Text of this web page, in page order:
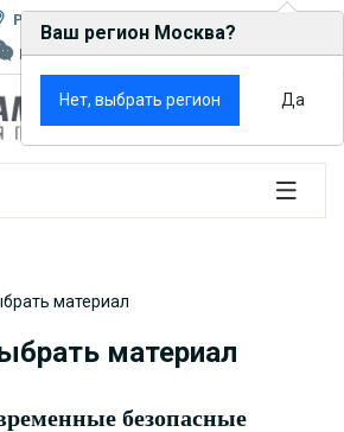
Россия, г. Москва, ул. Кетчерская, д. 13
Написать в MAX Rutube VK
0
материал
материал
безопасные
Ваш регион Москва?
Нет, выбрать регион Да